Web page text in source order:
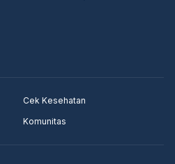
Cek Kesehatan
Komunitas